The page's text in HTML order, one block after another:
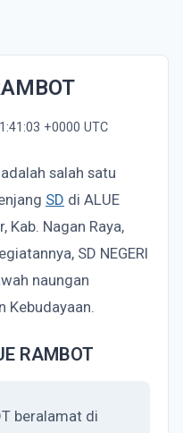
+0000 UTC
adalah salah satu
SD di ALUE
Kab. Nagan Raya,
SD NEGERI
naungan
Kebudayaan.
RAMBOT
beralamat di